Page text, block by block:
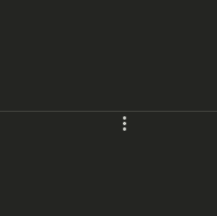
Éditions Baudinière